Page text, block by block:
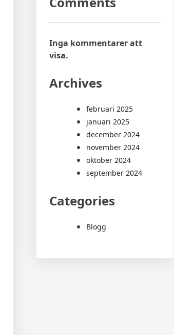
Inga kommentarer att
visa.
Archives
februari 2025
januari 2025
december 2024
november 2024
oktober 2024
september 2024
Categories
Blogg